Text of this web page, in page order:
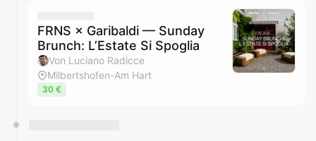
FRNS × Garibaldi — Sunday
Brunch: L’Estate Si Spoglia
Von Luciano Radicce
Milbertshofen-Am Hart
30 €